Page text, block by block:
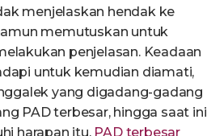
menjelaskan hendak ke
memutuskan untuk
penjelasan. Keadaan
untuk kemudian diamati,
yang digadang-gadang
PAD terbesar, hingga saat ini
harapan itu. PAD terbesar